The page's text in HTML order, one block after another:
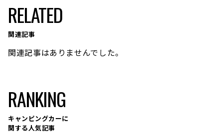
RELATED
関連記事
関連記事はありませんでした。
RANKING
キャンピングカーに
関する人気記事